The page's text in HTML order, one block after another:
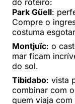
Park Güell:
Compre o
costuma
Montjuïc: o
mar ficam
do sol.
Tibidabo: vista
combinar com
quem viaja com